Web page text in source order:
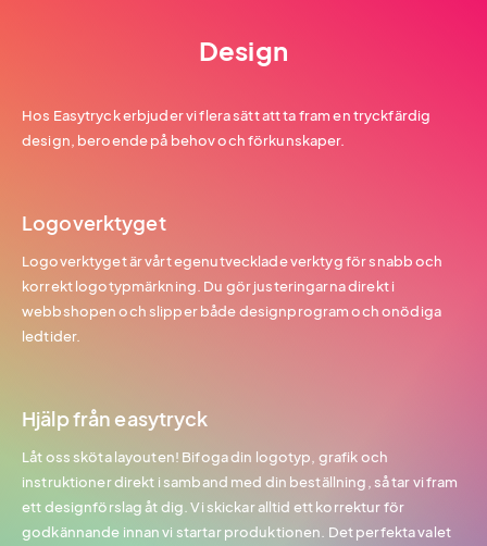
Design
Hos Easytryck erbjuder vi flera sätt att ta fram en tryckfärdig
design, beroende på behov och förkunskaper.
Logoverktyget
Logoverktyget är vårt egenutvecklade verktyg för snabb och
korrekt logotypmärkning. Du gör justeringarna direkt i
webbshopen och slipper både designprogram och onödiga
ledtider.
Hjälp från easytryck
Låt oss sköta layouten! Bifoga din logotyp, grafik och
instruktioner direkt i samband med din beställning, så tar vi fram
ett designförslag åt dig. Vi skickar alltid ett korrektur för
godkännande innan vi startar produktionen. Det perfekta valet